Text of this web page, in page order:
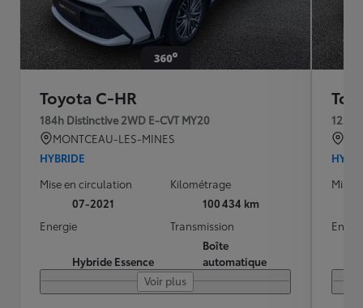
Toyota C-HR
184h Distinctive 2WD E-CVT MY20
MONTCEAU-LES-MINES
HYBRIDE
Mise en circulation
07-2021
Kilométrage
100 434 km
Energie
Hybride Essence
Transmission
Boîte
automatique
Voir plus
122h
Mise